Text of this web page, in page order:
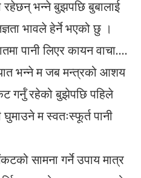
रहेछन् भन्ने बुझपछि बुबालाई
भावले हेर्ने भएको छु ।
पानी लिएर कायन वाचा….
भन्ने म जब मन्त्रको आशय
गर्नुँ रहेको बुझेपछि पहिले
घुमाउने म स्वतःस्फूर्त पानी
सामना गर्ने उपाय मात्र